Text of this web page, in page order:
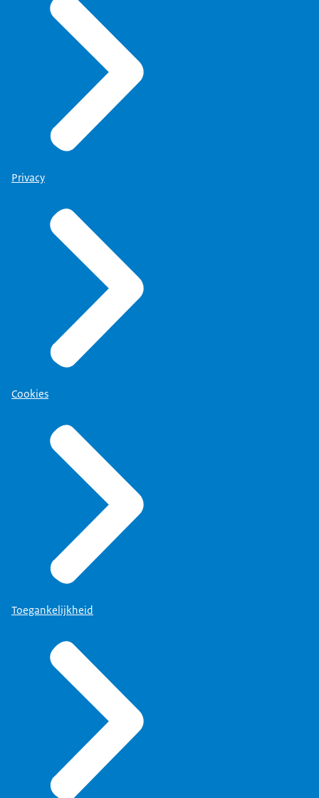
Privacy
Cookies
Toegankelijkheid